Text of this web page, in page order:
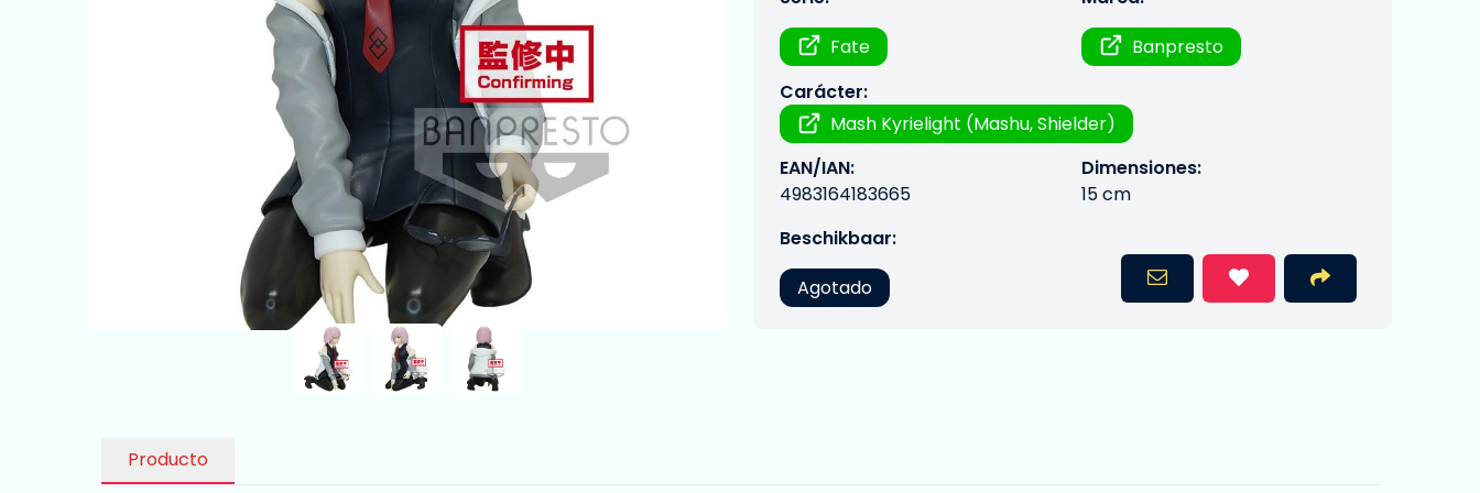
Fate
Banpresto
Carácter:
Mash Kyrielight (Mashu, Shielder)
EAN/IAN:
4983164183665
Dimensiones:
15 cm
Beschikbaar:
Agotado
Producto